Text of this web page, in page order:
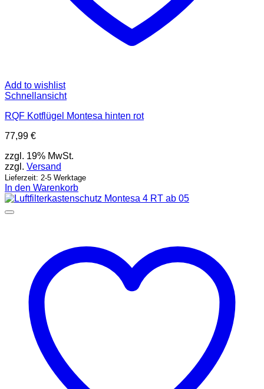
Add to wishlist
Schnellansicht
RQF Kotflügel Montesa hinten rot
77,99 €
zzgl. 19% MwSt.
zzgl. Versand
Lieferzeit: 2-5 Werktage
In den Warenkorb